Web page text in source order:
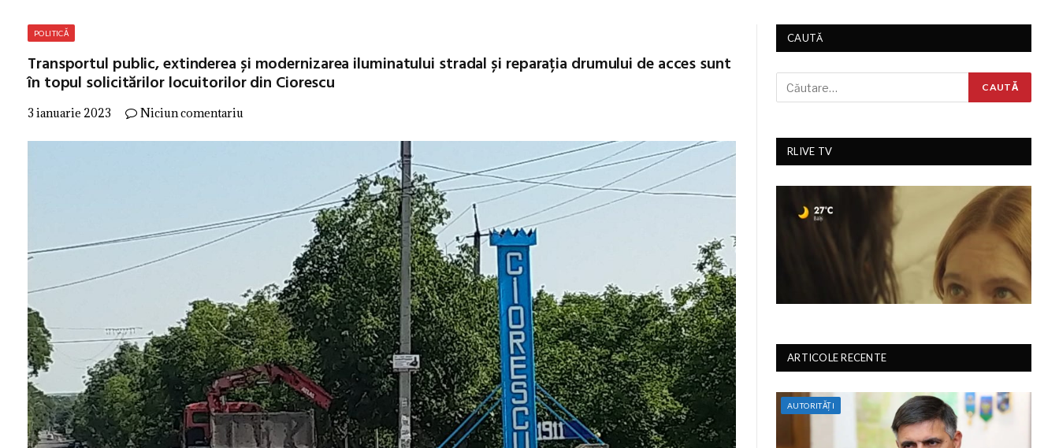
POLITICĂ
Transportul public, extinderea și modernizarea iluminatului stradal și reparația drumului de acces sunt
în topul solicitărilor locuitorilor din Ciorescu
3 ianuarie 2023 Niciun comentariu
CAUTĂ
RLIVE TV
ARTICOLE RECENTE
AUTORITĂȚI